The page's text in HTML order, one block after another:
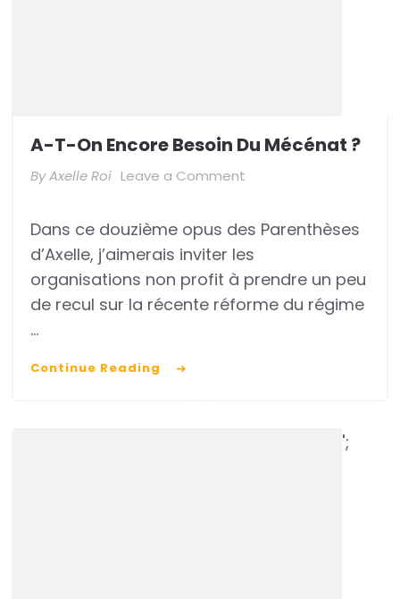
A-T-On Encore Besoin Du Mécénat ?
ByAxelle Roi Leave a Comment
t-
on
encore
Dans ce douzième opus des Parenthèses
d’Axelle, j’aimerais inviter les
organisations non profit à prendre un peu
de recul sur la récente réforme du régime
…
Continue Reading
';